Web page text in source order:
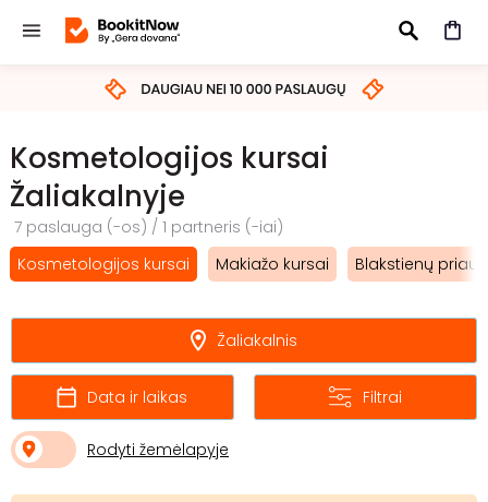
IEŠKOTI
Kosmetologijos kursai
Žaliakalnyje
7 paslauga (-os) / 1 partneris (-iai)
Kosmetologijos kursai
Makiažo kursai Blakstienų
Žaliakalnis
Data ir laikas Filtrai
Rodyti žemėlapyje